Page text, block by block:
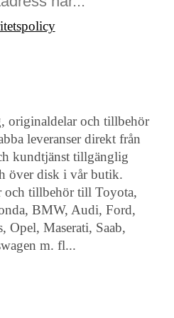
originaldelar och tillbehör
leveranser direkt från
kundtjänst tillgänglig
över disk i vår butik.
och tillbehör till Toyota,
BMW, Audi, Ford,
Opel, Maserati, Saab,
m. fl...